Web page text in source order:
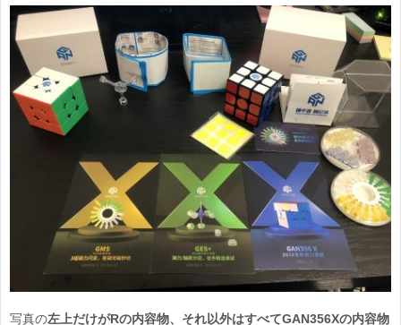
写真の左上だけがRの内容物、それ以外はすべてGAN356Xの内容物